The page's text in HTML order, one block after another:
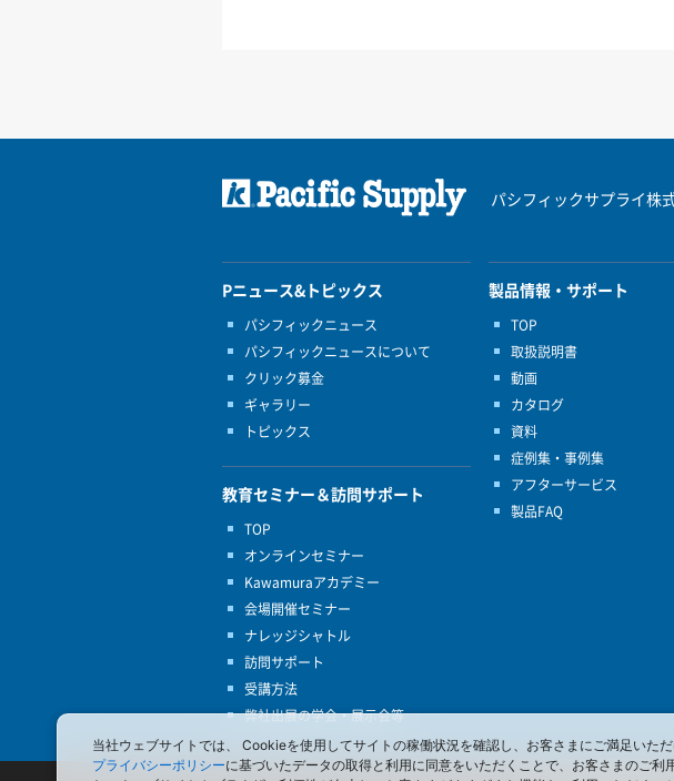
パシフィックサプライ株
Pニュース&トピックス
パシフィックニュース
パシフィックニュースについて
クリック募金
ギャラリー
トピックス
教育セミナー＆訪問サポート
TOP
オンラインセミナー
Kawamuraアカデミー
会場開催セミナー
ナレッジシャトル
訪問サポート
受講方法
弊社出展の学会・展示会等
製品情報・サポート
TOP
取扱説明書
動画
カタログ
資料
症例集・事例集
アフターサービス
製品FAQ
当社ウェブサイトでは、 Cookieを使用してサイトの稼働状況を確認し、お客さまにご満足いた
プライバシーポリシーに基づいたデータの取得と利用に同意をいただくことで、お客さまのご